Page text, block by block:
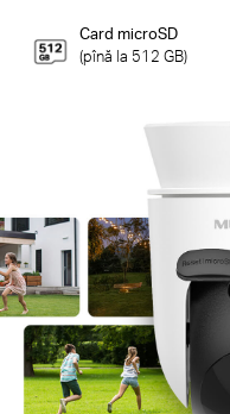
Card microSD
(pînă la 512 GB)